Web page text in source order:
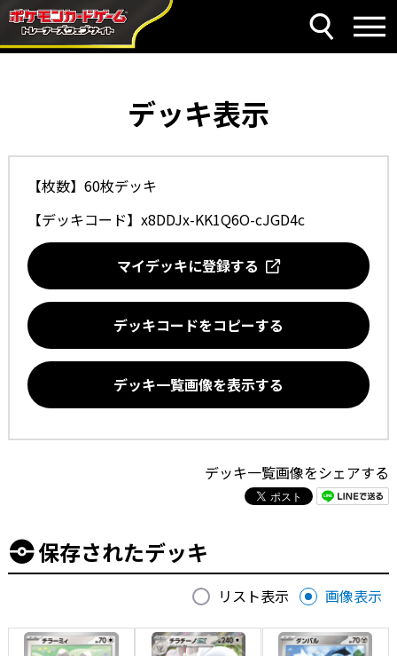
デッキ表示
【枚数】60枚デッキ
【デッキコード】 x8DDJx-KK1Q6O-cJGD4c
マイデッキに登録する
デッキコードをコピーする
デッキ一覧画像を表示する
デッキ一覧画像をシェアする
保存されたデッキ
リスト表示 画像表示